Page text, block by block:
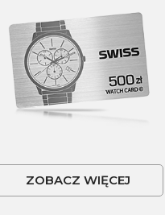
ZOBACZ WIĘCEJ